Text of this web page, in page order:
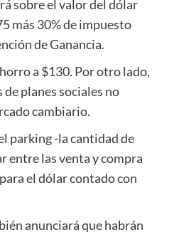
sobre el valor del dólar
más 30% de impuesto
de Ganancia.
a $130. Por otro lado,
planes sociales no
cambiario.
parking -la cantidad de
entre las venta y compra
el dólar contado con
anunciará que habrán